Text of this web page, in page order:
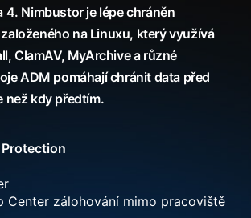
4. Nimbustor je lépe chráněn
na Linuxu, který využívá
ClamAV, MyArchive a různé
ADM pomáhají chránit data před
než kdy předtím.
Center zálohování mimo pracoviště